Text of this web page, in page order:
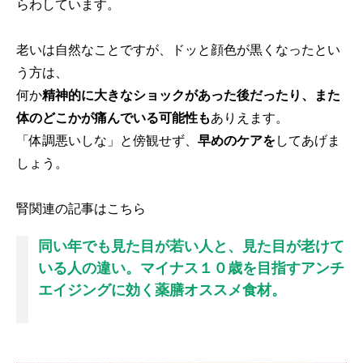
らわしています。
老いは自然なことですが、ドッと顔色が黒くなったとい
う方は、
何か精神的に大きなショックがあった後だったり、また
体のどこかが痛んでいる可能性もありえます。
「体調悪いしな」と傍観せず、 早めのケアをしてあげま
しょう。
腎関連の記事はこちら
同い年でも見た目が若い人と、見た目が老けて
いる人の違い。マイナス１０歳を目指すアンチ
エイジングに効く薬膳オススメ食材。